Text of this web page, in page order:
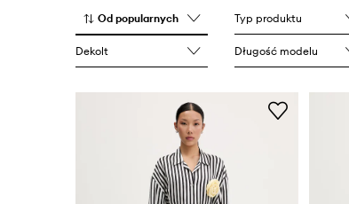
Od popularnych Typ produktu
Dekolt Długość modelu